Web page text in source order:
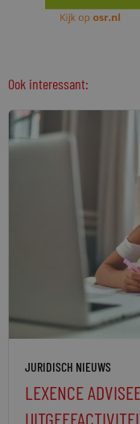
Ook interessant:
JURIDISCH NIEUWS
LEXENCE